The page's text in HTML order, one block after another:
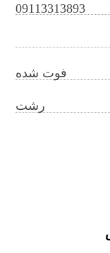
09113313893
فوت شده
رشت